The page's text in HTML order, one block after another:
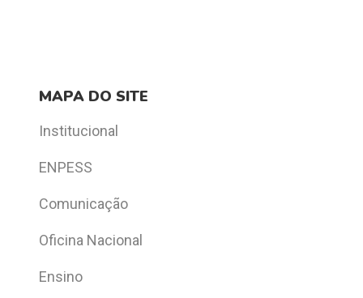
MAPA DO SITE
Institucional
ENPESS
Comunicação
Oficina Nacional
Ensino